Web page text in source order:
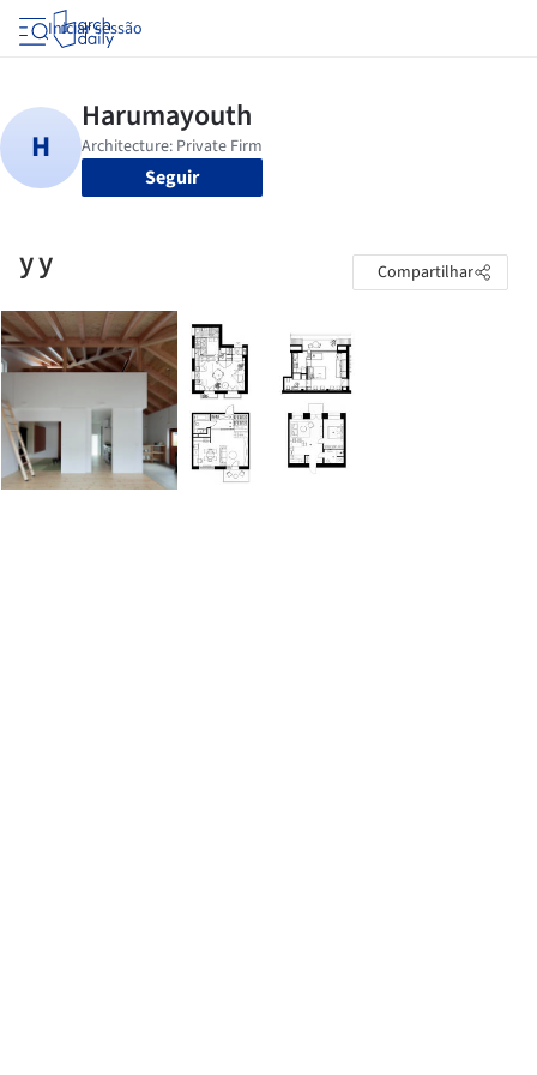
Iniciar sessão
Seguir
y y Compartilhar